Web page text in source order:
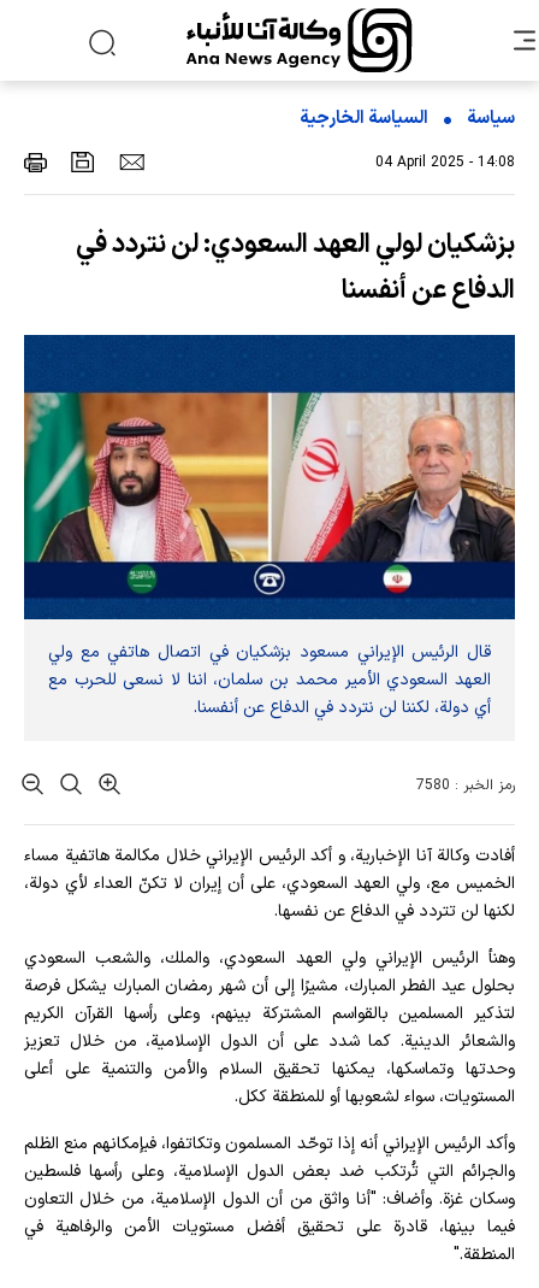
سياسة السیاسة الخارجیة
04 April 2025 - 14:08
بزشكيان لولي العهد السعودي: لن نتردد في
الدفاع عن أنفسنا
قال الرئيس الإيراني مسعود بزشكيان في اتصال هاتفي مع ولي
العهد السعودي الأمير محمد بن سلمان، اننا لا نسعى للحرب مع
أي دولة، لكننا لن نتردد في الدفاع عن أنفسنا.
رمز الخبر : 7580
أفادت وکالة آنا الإخباریة، و أكد الرئيس الإيراني خلال مكالمة هاتفية مساء
الخميس مع، ولي العهد السعودي، على أن إيران لا تكنّ العداء لأي دولة،
لكنها لن تتردد في الدفاع عن نفسها.
وهنأ الرئيس الإيراني ولي العهد السعودي، والملك، والشعب السعودي
بحلول عيد الفطر المبارك، مشيرًا إلى أن شهر رمضان المبارك يشكل فرصة
لتذكير المسلمين بالقواسم المشتركة بينهم، وعلى رأسها القرآن الكريم
والشعائر الدينية. كما شدد على أن الدول الإسلامية، من خلال تعزيز
وحدتها وتماسكها، يمكنها تحقيق السلام والأمن والتنمية على أعلى
المستويات، سواء لشعوبها أو للمنطقة ككل.
وأكد الرئيس الإيراني أنه إذا توحّد المسلمون وتكاتفوا، فبإمكانهم منع الظلم
والجرائم التي تُرتكب ضد بعض الدول الإسلامية، وعلى رأسها فلسطين
وسكان غزة. وأضاف: "أنا واثق من أن الدول الإسلامية، من خلال التعاون
فيما بينها، قادرة على تحقيق أفضل مستويات الأمن والرفاهية في
المنطقة."